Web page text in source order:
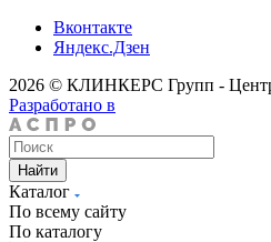
Вконтакте
Яндекс.Дзен
2026 © КЛИНКЕРС Групп - Центр
Разработано в
Найти
Каталог
По всему сайту
По каталогу